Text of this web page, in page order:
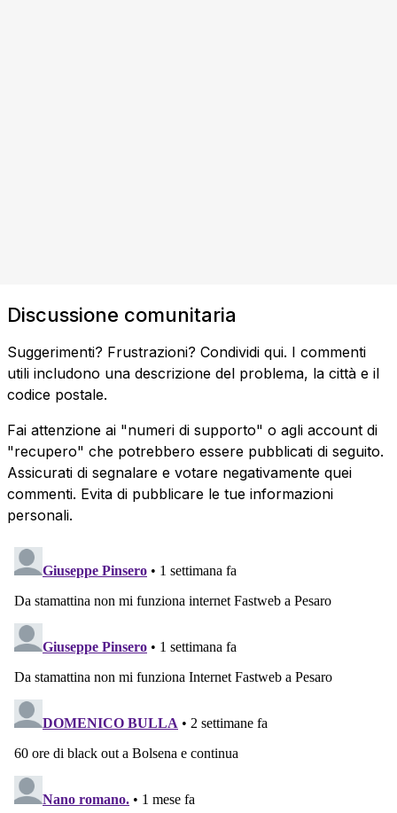
Discussione comunitaria
Suggerimenti? Frustrazioni? Condividi qui. I commenti
utili includono una descrizione del problema, la città e il
codice postale.
Fai attenzione ai "numeri di supporto" o agli account di
"recupero" che potrebbero essere pubblicati di seguito.
Assicurati di segnalare e votare negativamente quei
commenti. Evita di pubblicare le tue informazioni
personali.